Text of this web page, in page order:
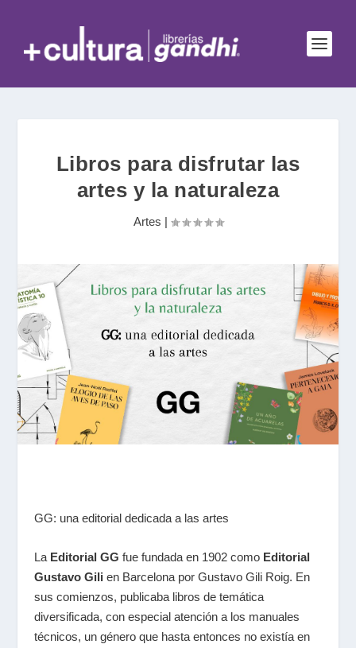
Libros para disfrutar las
artes y la naturaleza
Artes |
GG: una editorial dedicada a las artes
La Editorial GG fue fundada en 1902 como Editorial
Gustavo Gili en Barcelona por Gustavo Gili Roig. En
sus comienzos, publicaba libros de temática
diversificada, con especial atención a los manuales
técnicos, un género que hasta entonces no existía en